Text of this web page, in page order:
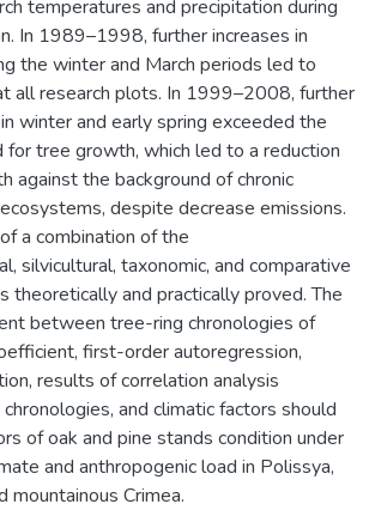
temperatures and precipitation during
In 1989–1998, further increases in
the winter and March periods led to
all research plots. In 1999–2008, further
winter and early spring exceeded the
tree growth, which led to a reduction
against the background of chronic
despite decrease emissions.
a combination of the
silvicultural, taxonomic, and comparative
theoretically and practically proved. The
between tree-ring chronologies of
first-order autoregression,
results of correlation analysis
and climatic factors should
of oak and pine stands condition under
and anthropogenic load in Polissya,
Crimea.